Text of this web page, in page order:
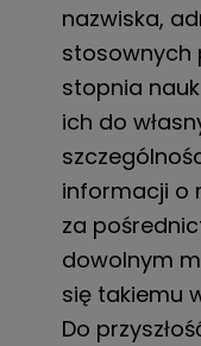
nazwiska,
stosownych
stopnia
ich do
informacji o
za
dowolnym
się takiemu
Do